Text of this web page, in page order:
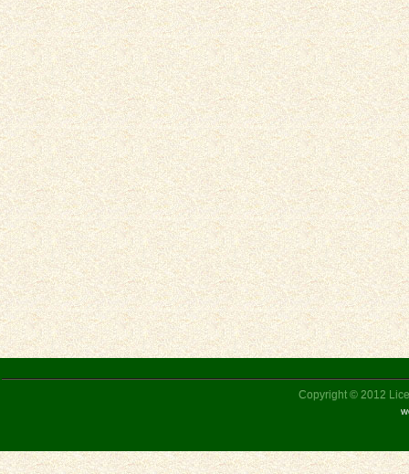
Copyright © 2012